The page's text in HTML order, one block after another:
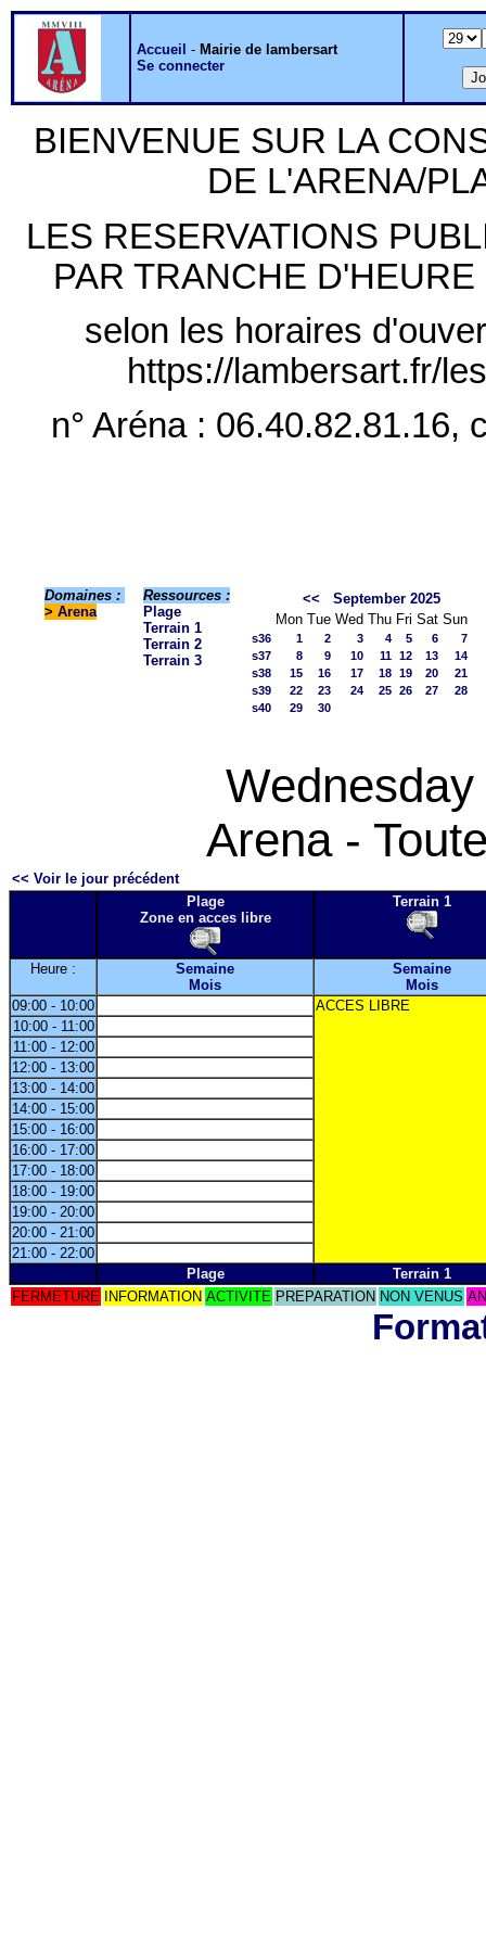
Accueil - Mairie de lambersart
Se connecter
BIENVENUE SUR LA
DE L'ARENA/
LES RESERVATIONS
PAR TRANCHE
selon les horaires
https://lambersart.fr/
n° Aréna : 06.40.82.81.16,
Domaines :
> Arena
Ressources :
Plage
Terrain 1
Terrain 2
Terrain 3
<<
September 2025
Mon Tue Wed Thu Fri Sat Sun
s36 1 2 3 4 5 6
7
s37
8 9 10 11 12 13
14
s38
15 16 17 18 19 20
21
s39
22 23 24 25 26 27
28
s40
29 30
Arena -
<< Voir le jour précédent
Plage
Zone en acces libre
Terrain 1
Heure :
Semaine
Mois
Semaine
Mois
09:00 - 10:00
ACCES LIBRE
10:00 - 11:00
11:00 - 12:00
12:00 - 13:00
13:00 - 14:00
14:00 - 15:00
15:00 - 16:00
16:00 - 17:00
17:00 - 18:00
18:00 - 19:00
19:00 - 20:00
20:00 - 21:00
21:00 - 22:00
Plage
Terrain 1
FERMETURE
INFORMATION ACTIVITE PREPARATION NON VENUS